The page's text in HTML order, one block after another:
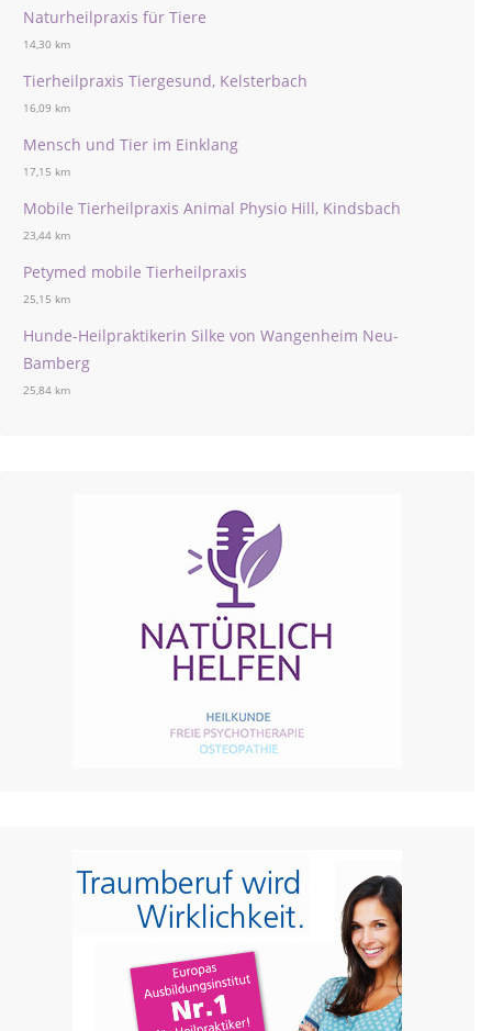
Naturheilpraxis für Tiere
14,30 km
Tierheilpraxis Tiergesund, Kelsterbach
16,09 km
Mensch und Tier im Einklang
17,15 km
Mobile Tierheilpraxis Animal Physio Hill, Kindsbach
23,44 km
Petymed mobile Tierheilpraxis
25,15 km
Hunde-Heilpraktikerin Silke von Wangenheim Neu-
Bamberg
25,84 km